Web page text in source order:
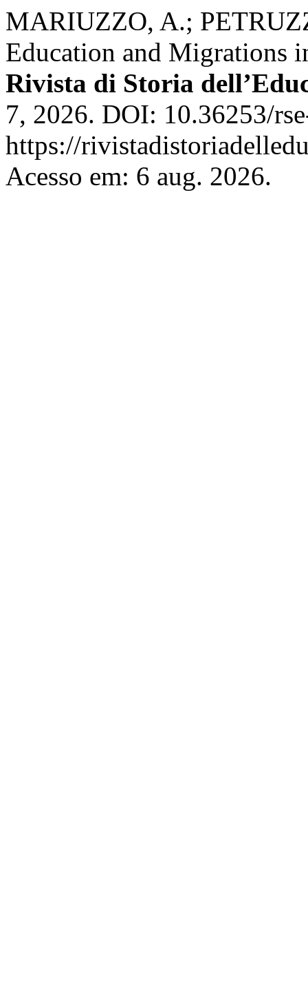
MARIUZZO, A.;
Education and Migrations
Rivista di Storia
7, 2026. DOI: 10.36253/
https://
Acesso em: 6 aug. 2026.